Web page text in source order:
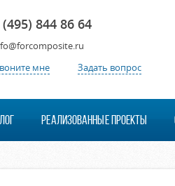
844 86 64
мне
Задать вопрос
РЕАЛИЗОВАННЫЕ ПРОЕКТЫ